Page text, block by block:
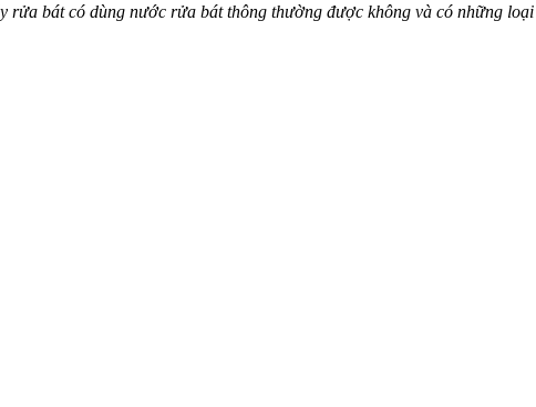
rửa bát có dùng nước rửa bát thông thường được không và có những